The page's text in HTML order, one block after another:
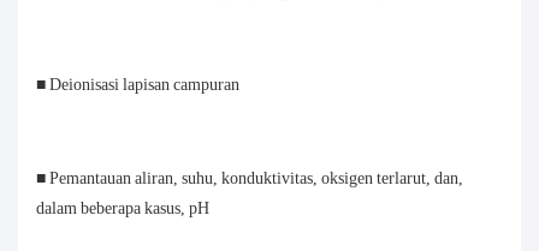
■ Deionisasi lapisan campuran
■ Pemantauan aliran, suhu, konduktivitas, oksigen terlarut, dan,
dalam beberapa kasus, pH